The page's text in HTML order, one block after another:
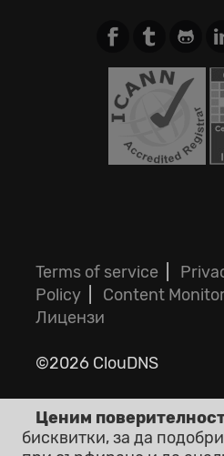
Terms of service
Policy
Content
Лицензи
©2026 ClouDNS
Ценим
бисквитки, за да